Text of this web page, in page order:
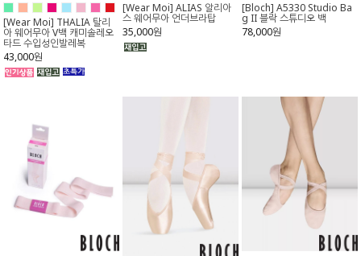
[Wear Moi] THALIA 탈리
아 웨어무아 V백 캐미솔레오
타드 수입성인발레복
43,000원
[Wear Moi] ALIAS 알리아
스 웨어무아 언더브라탑
35,000원
[Bloch] A5330 Studio Ba
g II 블락 스튜디오 백
78,000원